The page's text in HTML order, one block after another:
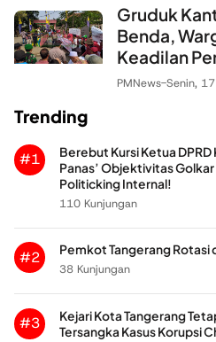
Gruduk
Benda,
Keadilan
PMNews-Senin,
Trending
#1
Berebut Kursi Ketua DPRD
Panas’ Objektivitas Golkar
Politicking Internal!
110 Kunjungan
#2
Pemkot Tangerang Rotasi
38 Kunjungan
#3
Kejari Kota Tangerang
Tersangka Kasus Korupsi